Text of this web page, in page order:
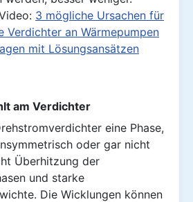
3 mögliche Ursachen für
Verdichter an Wärmepumpen
mit Lösungsansätzen
am Verdichter
eine Phase,
oder gar nicht
Überhitzung der
und starke
Die Wicklungen können